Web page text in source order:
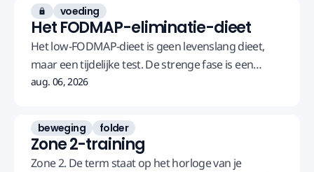
Alleen voor leden
voeding
Het FODMAP-eliminatie-dieet
Het low-FODMAP-dieet is geen levenslang dieet,
maar een tijdelijke test. De strenge fase is een
vraag aan je lichaam, de herintroductie geeft je het
Deze tool geeft je het volledige traject plus een
werkblad om je eigen triggers te vinden.
aug. 06, 2026
beweging folder
Zone 2-training
Zone 2. De term staat op het horloge van je